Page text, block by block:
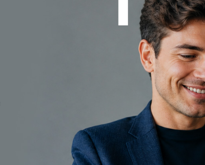
Broker-Vergleich
Zinsvergleich